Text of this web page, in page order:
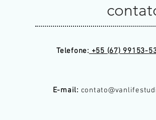
Telefone: +55 (67) 99153-
E-mail: